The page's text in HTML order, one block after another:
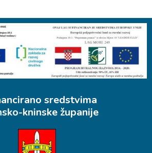
sredstvima
kninske županije